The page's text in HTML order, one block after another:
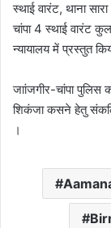
स्थाई वारंट, थाना
चांपा 4 स्थाई वारंट
न्यायालय में प्रस्तुत
जाांजगीर-चांपा पुलिस
शिकंजा कसने हेतु
।